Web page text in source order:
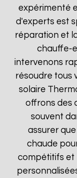
expérimenté
d'experts est
réparation et
chauffe-
intervenons
résoudre tous
solaire
offrons des
souvent
assurer
chaude
compétitifs et